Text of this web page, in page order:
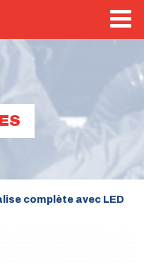
complète avec LED